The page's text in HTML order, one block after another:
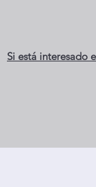
Si está interesado